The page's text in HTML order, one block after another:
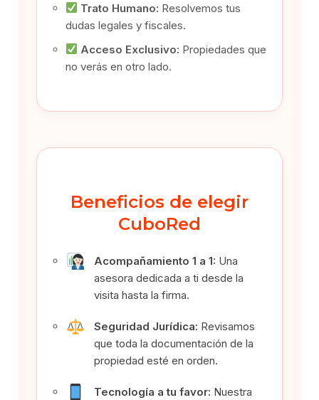
Trato Humano: Resolvemos tus
dudas legales y fiscales.
Acceso Exclusivo: Propiedades que
no verás en otro lado.
Beneficios de elegir
CuboRed
Acompañamiento 1 a 1: Una
asesora dedicada a ti desde la
visita hasta la firma.
Seguridad Jurídica: Revisamos
que toda la documentación de la
propiedad esté en orden.
Tecnología a tu favor: Nuestra